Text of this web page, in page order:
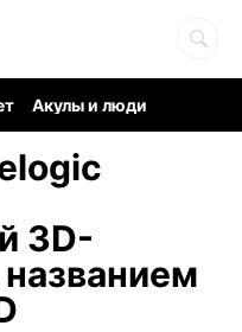
Акулы и люди
3D-